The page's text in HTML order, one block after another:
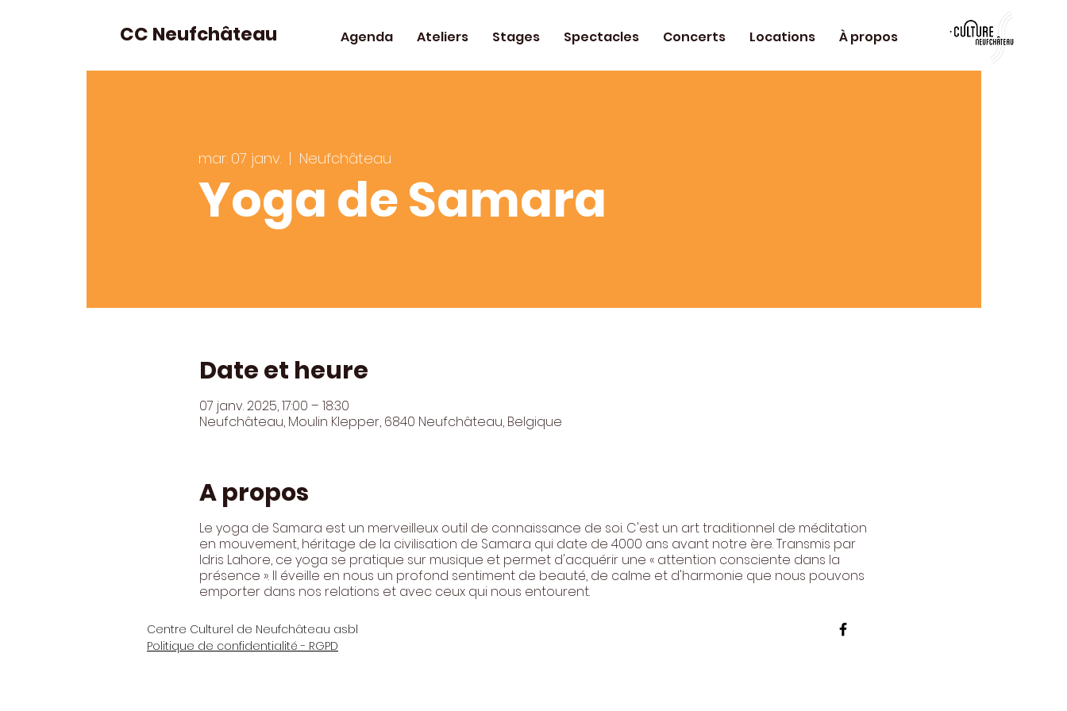
CC Neufchâteau Agenda Ateliers Stages Spectacles Concerts Locations À propos
mar. 07 janv.
  |
Neufchâteau
Yoga de Samara
Date et heure
07 janv. 2025, 17:00 – 18:30
Neufchâteau, Moulin Klepper, 6840 Neufchâteau, Belgique
A propos
Le yoga de Samara est un merveilleux outil de connaissance de soi. C'est un art traditionnel de méditation
en mouvement, héritage de la civilisation de Samara qui date de 4000 ans avant notre ère. Transmis par
Idris Lahore, ce yoga se pratique sur musique et permet d'acquérir une « attention consciente dans la
présence ». Il éveille en nous un profond sentiment de beauté, de calme et d'harmonie que nous pouvons
emporter dans nos relations et avec ceux qui nous entourent.
Centre Culturel de Neufchâteau asbl
Politique de confidentialité - RGPD